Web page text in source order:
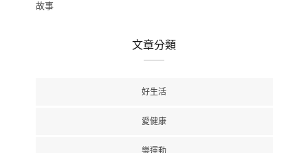
故事
文章分類
好生活
愛健康
樂運動